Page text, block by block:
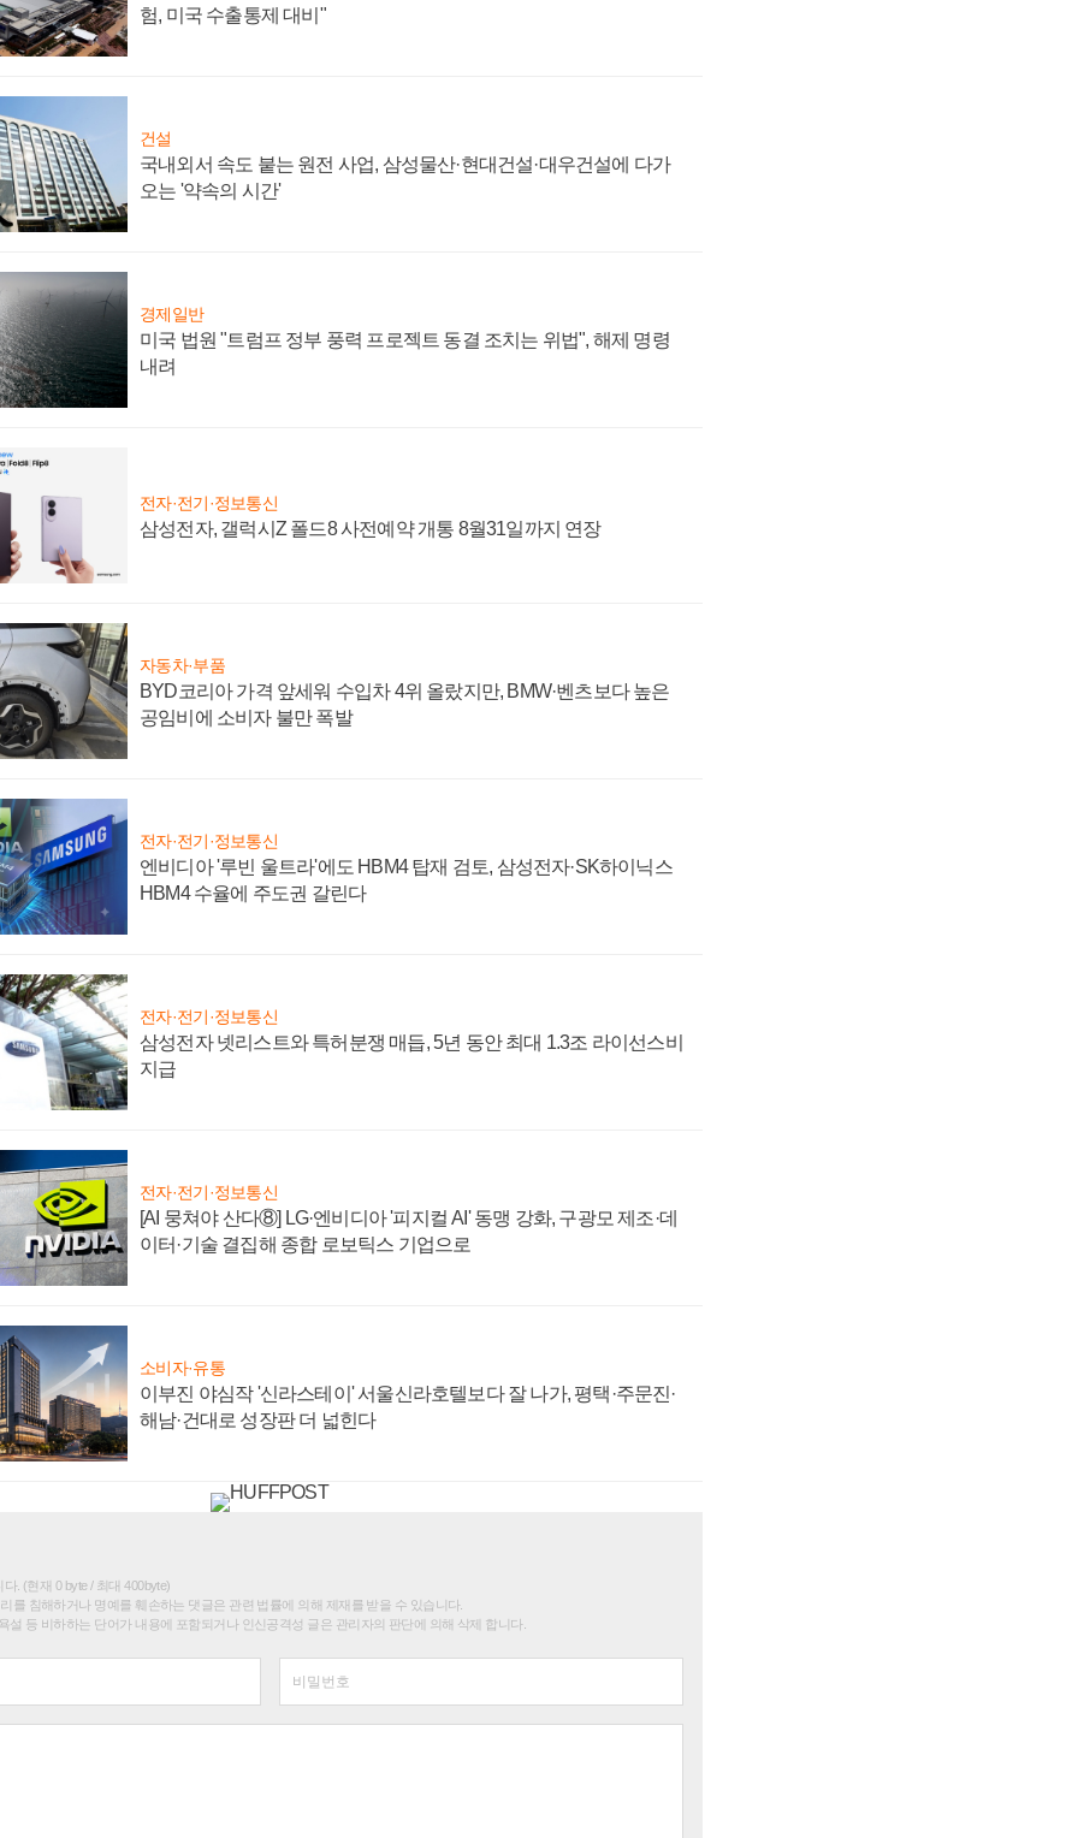
험, 미국 수출통제 대비"
건설
국내외서 속도 붙는 원전 사업, 삼성물산·현대건설·대우건설에 다가
오는 '약속의 시간'
경제일반
미국 법원 "트럼프 정부 풍력 프로젝트 동결 조치는 위법", 해제 명령
내려
전자·전기·정보통신
삼성전자, 갤럭시Z 폴드8 사전예약 개통 8월31일까지 연장
자동차·부품
BYD코리아 가격 앞세워 수입차 4위 올랐지만, BMW·벤츠보다 높은
공임비에 소비자 불만 폭발
전자·전기·정보통신
엔비디아 '루빈 울트라'에도 HBM4 탑재 검토, 삼성전자·SK하이닉스
HBM4 수율에 주도권 갈린다
전자·전기·정보통신
삼성전자 넷리스트와 특허분쟁 매듭, 5년 동안 최대 1.3조 라이선스비
지급
전자·전기·정보통신
[AI 뭉쳐야 산다⑧] LG·엔비디아 '피지컬 AI' 동맹 강화, 구광모 제조·데
이터·기술 결집해 종합 로보틱스 기업으로
소비자·유통
이부진 야심작 '신라스테이' 서울신라호텔보다 잘 나가, 평택·주문진·
해남·건대로 성장판 더 넓힌다
. (현재 0 byte / 최대 400byte)
를 침해하거나 명예를 훼손하는 댓글은 관련 법률에 의해 제재를 받을 수 있습니다.
설 등 비하하는 단어가 내용에 포함되거나 인신공격성 글은 관리자의 판단에 의해 삭제 합니다.